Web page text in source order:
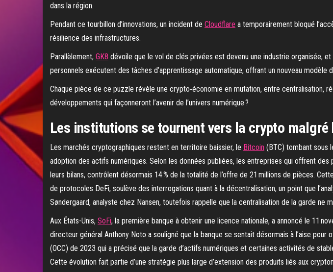
dans la région.
Pendant ce tourbillon d’innovations, un incident de Cloudflare a temporairement bloqué
résilience des infrastructures.
Parallèlement, GK8 dévoile que le vol de clés privées est devenu une industrie organisée, et
personnels exécutent des tâches d’apprentissage automatique, offrant un nouveau modèle
Chaque pièce de ce puzzle révèle une crypto‑économie en mutation, entre centralisation,
développements qui façonneront l’avenir de l’univers numérique ?
Les institutions se tournent vers la crypto
Les marchés cryptographiques restent en territoire baissier, le Bitcoin (BTC) tombant sous
adoption des actifs numériques. Selon les données publiées, les entreprises qui offrent
leurs bilans, contrôlent désormais 14 % de la totalité de l’offre de 21 millions de pièces.
de protocoles DeFi, soulève des interrogations quant à la décentralisation, un point que
Søndergaard, analyste chez Nansen, toutefois rappelle que la centralisation de la garde ne
Aux États-Unis, SoFi, la première banque à obtenir une licence nationale, a annoncé le 11
directeur général Anthony Noto a souligné que la banque se sentait désormais à l’aise
(OCC) de 2023 qui a précisé que la garde d’actifs numériques et certaines activités de
Cette évolution fait partie d’une stratégie plus large d’extension des produits liés aux